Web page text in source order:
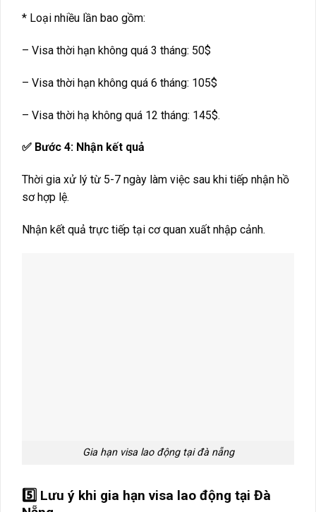
* Loại nhiều lần bao gồm:
– Visa thời hạn không quá 3 tháng: 50$
– Visa thời hạn không quá 6 tháng: 105$
– Visa thời hạ không quá 12 tháng: 145$.
✅ Bước 4: Nhận kết quả
Thời gia xử lý từ 5-7 ngày làm việc sau khi tiếp nhận hồ
sơ hợp lệ.
Nhận kết quả trực tiếp tại cơ quan xuất nhập cảnh.
Gia hạn visa lao động tại đà nẵng
5️⃣ Lưu ý khi gia hạn visa lao động tại Đà